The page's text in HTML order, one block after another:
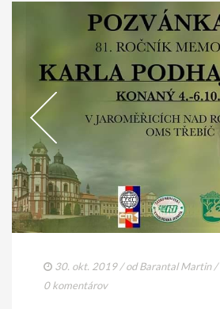
30. okt. 2019/ odBarantal Martin/
0 komentárov